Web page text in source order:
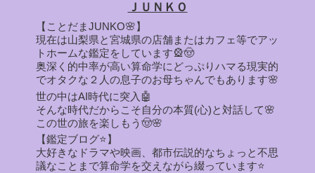
ＪＵＮＫＯ
【ことだまJUNKO🌸】
現在は山梨県と宮城県の店舗またはカフェ等でアッ
トホームな鑑定をしています🎡🤠
奥深く的中率が高い算命学にどっぷりハマる現実的
でオタクな２人の息子のお母ちゃんでもあります🌸
世の中はAI時代に突入🤖
そんな時代だからこそ自分の本質(心)と対話して🌸
この世の旅を楽しもう🤠🌸
【鑑定ブログ⭐】
大好きなドラマや映画、都市伝説的なちょっと不思
議なことまで算命学を交えながら綴っています⭐